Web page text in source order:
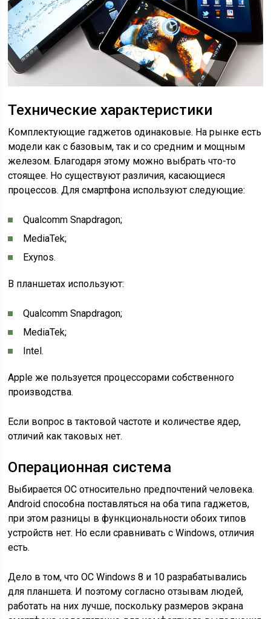
Технические характеристики
Комплектующие гаджетов одинаковые. На рынке есть
модели как с базовым, так и со средним и мощным
железом. Благодаря этому можно выбрать что-то
стоящее. Но существуют различия, касающиеся
процессов. Для смартфона используют следующие:
Qualcomm Snapdragon;
MediaTek;
Exynos.
В планшетах используют:
Qualcomm Snapdragon;
MediaTek;
Intel.
Apple же пользуется процессорами собственного
производства.
Если вопрос в тактовой частоте и количестве ядер,
отличий как таковых нет.
Операционная система
Выбирается ОС относительно предпочтений человека.
Android способна поставляться на оба типа гаджетов,
при этом разницы в функциональности обоих типов
устройств нет. Но если сравнивать с Windows, отличия
есть.
Дело в том, что ОС Windows 8 и 10 разрабатывались
для планшета. И поэтому согласно отзывам людей,
работать на них лучше, поскольку размеров экрана